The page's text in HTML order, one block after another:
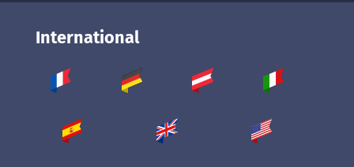
International